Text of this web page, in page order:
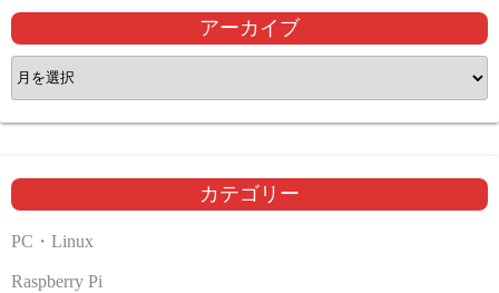
アーカイブ
ア
ー
カ
ブ
カテゴリー
PC・Linux
Raspberry Pi